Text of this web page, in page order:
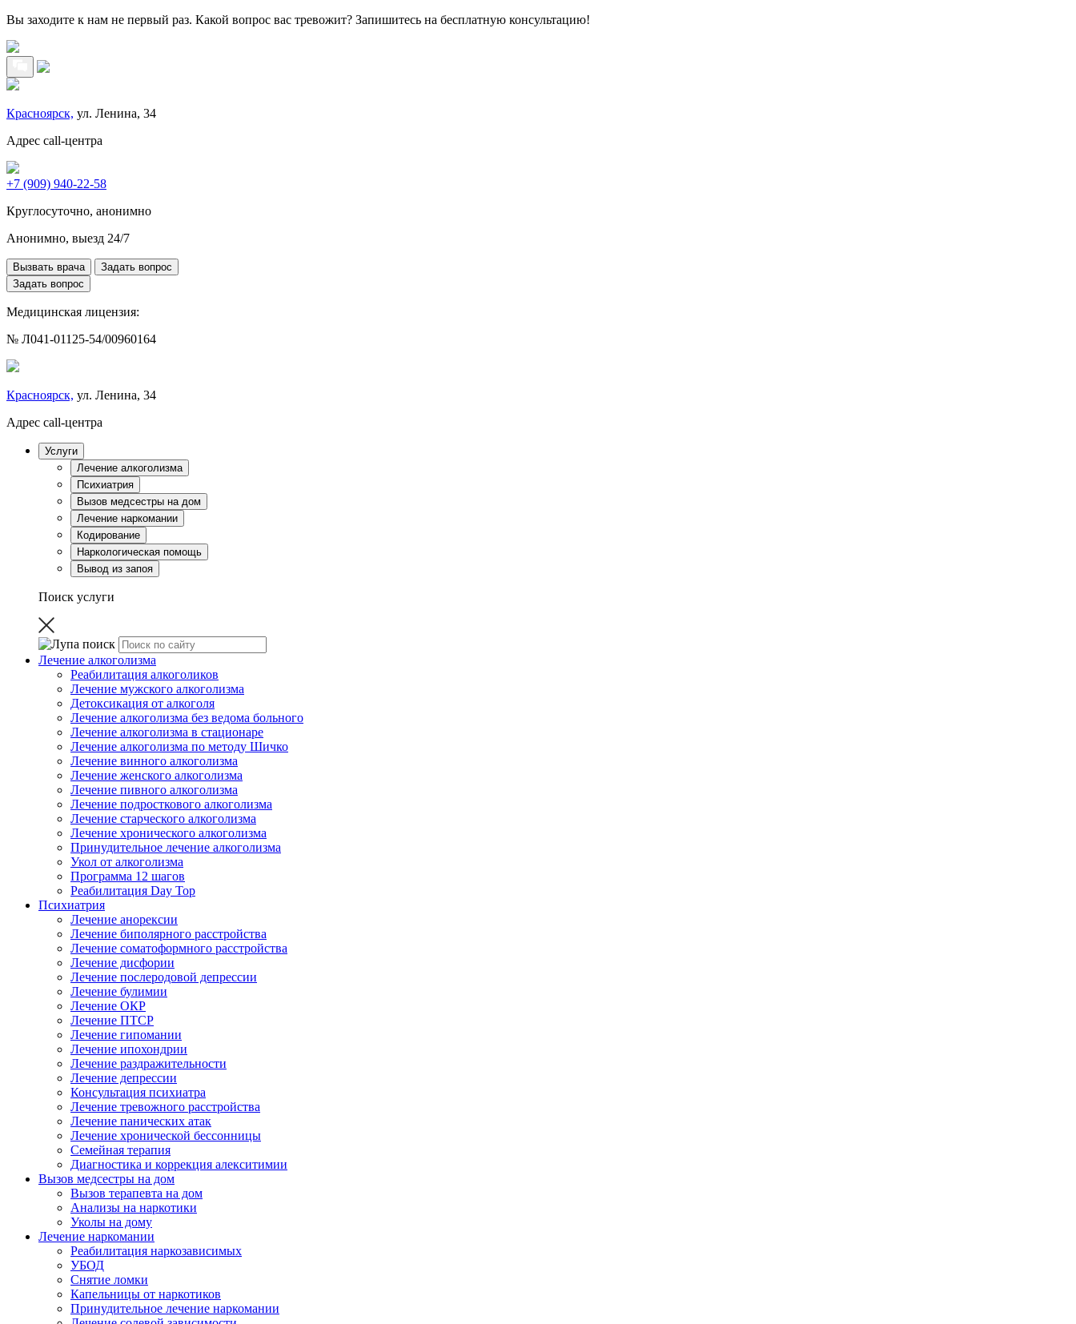
Вы заходите к нам не первый раз. Какой вопрос вас тревожит? Запишитесь на бесплатную консультацию!
Красноярск, ул. Ленина, 34
Адрес call-центра
+7 (909) 940-22-58
Круглосуточно, анонимно
Анонимно, выезд 24/7
Вызвать врача
Задать вопрос
Задать вопрос
Медицинская лицензия:
№ Л041-01125-54/00960164
Красноярск, ул. Ленина, 34
Адрес call-центра
Услуги
Лечение алкоголизма
Психиатрия
Вызов медсестры на дом
Лечение наркомании
Кодирование
Наркологическая помощь
Вывод из запоя
Поиск услуги
Лечение алкоголизма
Реабилитация алкоголиков
Лечение мужского алкоголизма
Детоксикация от алкоголя
Лечение алкоголизма без ведома больного
Лечение алкоголизма в стационаре
Лечение алкоголизма по методу Шичко
Лечение винного алкоголизма
Лечение женского алкоголизма
Лечение пивного алкоголизма
Лечение подросткового алкоголизма
Лечение старческого алкоголизма
Лечение хронического алкоголизма
Принудительное лечение алкоголизма
Укол от алкоголизма
Программа 12 шагов
Реабилитация Day Top
Психиатрия
Лечение анорексии
Лечение биполярного расстройства
Лечение соматоформного расстройства
Лечение дисфории
Лечение послеродовой депрессии
Лечение булимии
Лечение ОКР
Лечение ПТСР
Лечение гипомании
Лечение ипохондрии
Лечение раздражительности
Лечение депрессии
Консультация психиатра
Лечение тревожного расстройства
Лечение панических атак
Лечение хронической бессонницы
Семейная терапия
Диагностика и коррекция алекситимии
Вызов медсестры на дом
Вызов терапевта на дом
Анализы на наркотики
Уколы на дому
Лечение наркомании
Реабилитация наркозависимых
УБОД
Снятие ломки
Капельницы от наркотиков
Принудительное лечение наркомании